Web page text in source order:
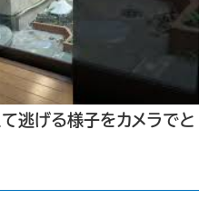
逃げる様子をカメラでと